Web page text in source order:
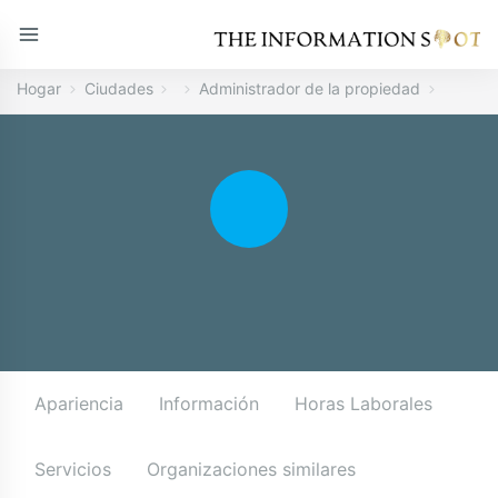
Hogar Ciudades Administrador de la propiedad
Apariencia Información Horas Laborales
Servicios Organizaciones similares